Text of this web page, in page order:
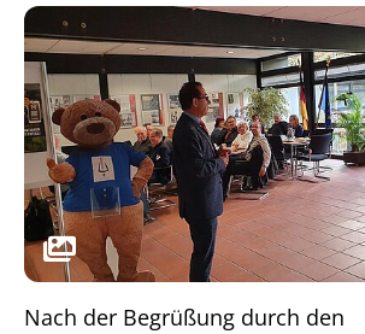
Nach der Begrüßung durch den